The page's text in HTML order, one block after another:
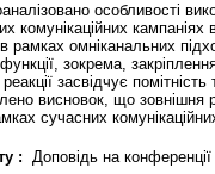
особливості
комунікаційних кампаніях
рамках омніканальних
зокрема,
засвідчує помітність
висновок, що
сучасних
: Доповідь на